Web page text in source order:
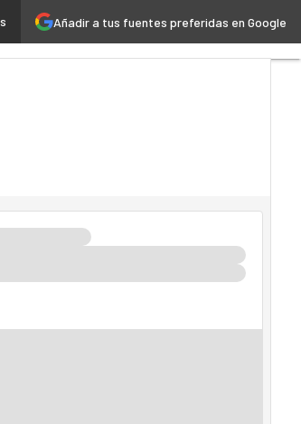
Añadir a tus fuentes preferidas en Google
dólares en DoControlPremios
Computing
Analytics
4.0
Movilidad